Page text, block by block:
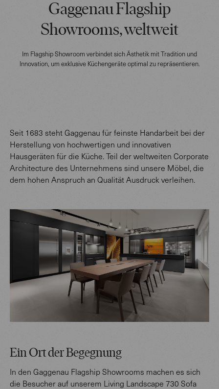
Gaggenau Flagship
Showrooms, weltweit
Im Flagship Showroom verbindet sich Ästhetik mit Tradition und
Innovation, um exklusive Küchengeräte optimal zu repräsentieren.
Seit 1683 steht Gaggenau für feinste Handarbeit bei der
Herstellung von hochwertigen und innovativen
Hausgeräten für die Küche. Teil der weltweiten Corporate
Architecture des Unternehmens sind unsere Möbel, die
dem hohen Anspruch an Qualität Ausdruck verleihen.
Ein Ort der Begegnung
In den Gaggenau Flagship Showrooms machen es sich
die Besucher auf unserem Living Landscape 730 Sofa